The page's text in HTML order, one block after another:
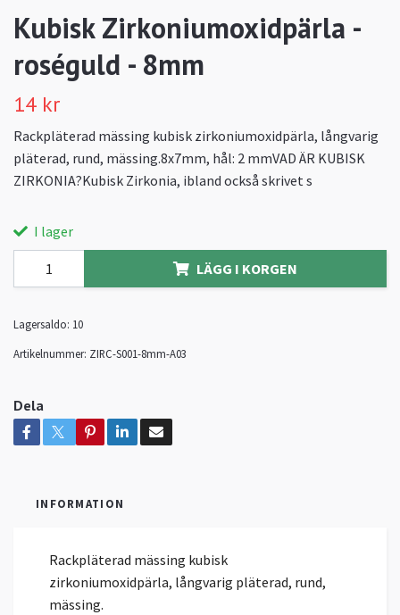
Kubisk Zirkoniumoxidpärla -
roséguld - 8mm
14 kr
Rackpläterad mässing kubisk zirkoniumoxidpärla, långvarig
pläterad, rund, mässing.8x7mm, hål: 2 mmVAD ÄR KUBISK
ZIRKONIA?Kubisk Zirkonia, ibland också skrivet s
I lager
LÄGG I KORGEN
Lagersaldo: 10
Artikelnummer: ZIRC-S001-8mm-A03
Dela
INFORMATION
Rackpläterad mässing kubisk
zirkoniumoxidpärla, långvarig pläterad, rund,
mässing.